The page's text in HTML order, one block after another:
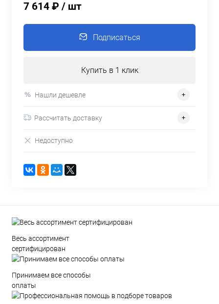
7 614 ₽ / шт
Подписаться
Купить в 1 клик
Нашли дешевле
Рассчитать доставку
Недоступно
Весь ассортимент
сертифицирован
Принимаем все способы
оплаты